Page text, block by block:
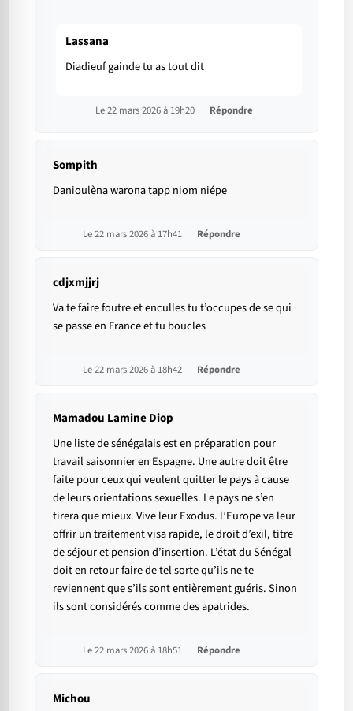
Lassana
Diadieuf gainde tu as tout dit
Le 22 mars 2026 à 19h20 Répondre
Sompith
Danioulèna warona tapp niom niépe
Le 22 mars 2026 à 17h41 Répondre
cdjxmjjrj
Va te faire foutre et enculles tu t’occupes de se qui
se passe en France et tu boucles
Le 22 mars 2026 à 18h42 Répondre
Mamadou Lamine Diop
Une liste de sénégalais est en préparation pour
travail saisonnier en Espagne. Une autre doit être
faite pour ceux qui veulent quitter le pays à cause
de leurs orientations sexuelles. Le pays ne s’en
tirera que mieux. Vive leur Exodus. l’Europe va leur
offrir un traitement visa rapide, le droit d’exil, titre
de séjour et pension d’insertion. L’état du Sénégal
doit en retour faire de tel sorte qu’ils ne te
reviennent que s’ils sont entièrement guéris. Sinon
ils sont considérés comme des apatrides.
Le 22 mars 2026 à 18h51 Répondre
Michou